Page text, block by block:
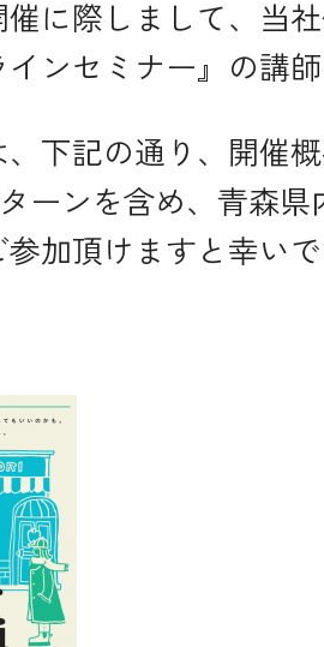
に際しまして、当
インセミナー』の講
下記の通り、開催
ーンを含め、青森
加頂けますと幸い